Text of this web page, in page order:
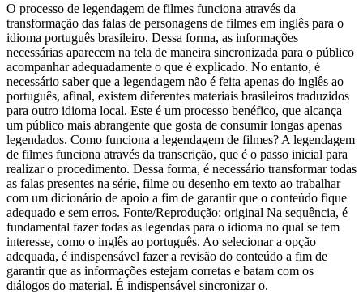
O processo de legendagem de filmes funciona através da
transformação das falas de personagens de filmes em inglês para o
idioma português brasileiro. Dessa forma, as informações
necessárias aparecem na tela de maneira sincronizada para o público
acompanhar adequadamente o que é explicado. No entanto, é
necessário saber que a legendagem não é feita apenas do inglês ao
português, afinal, existem diferentes materiais brasileiros traduzidos
para outro idioma local. Este é um processo benéfico, que alcança
um público mais abrangente que gosta de consumir longas apenas
legendados. Como funciona a legendagem de filmes? A legendagem
de filmes funciona através da transcrição, que é o passo inicial para
realizar o procedimento. Dessa forma, é necessário transformar todas
as falas presentes na série, filme ou desenho em texto ao trabalhar
com um dicionário de apoio a fim de garantir que o conteúdo fique
adequado e sem erros. Fonte/Reprodução: original Na sequência, é
fundamental fazer todas as legendas para o idioma no qual se tem
interesse, como o inglês ao português. Ao selecionar a opção
adequada, é indispensável fazer a revisão do conteúdo a fim de
garantir que as informações estejam corretas e batam com os
diálogos do material. É indispensável sincronizar o.